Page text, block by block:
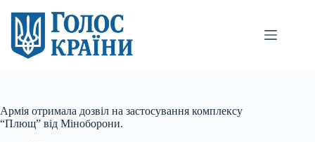
вмісту
Армія отримала дозвіл на застосування комплексу
“Плющ” від Міноборони.